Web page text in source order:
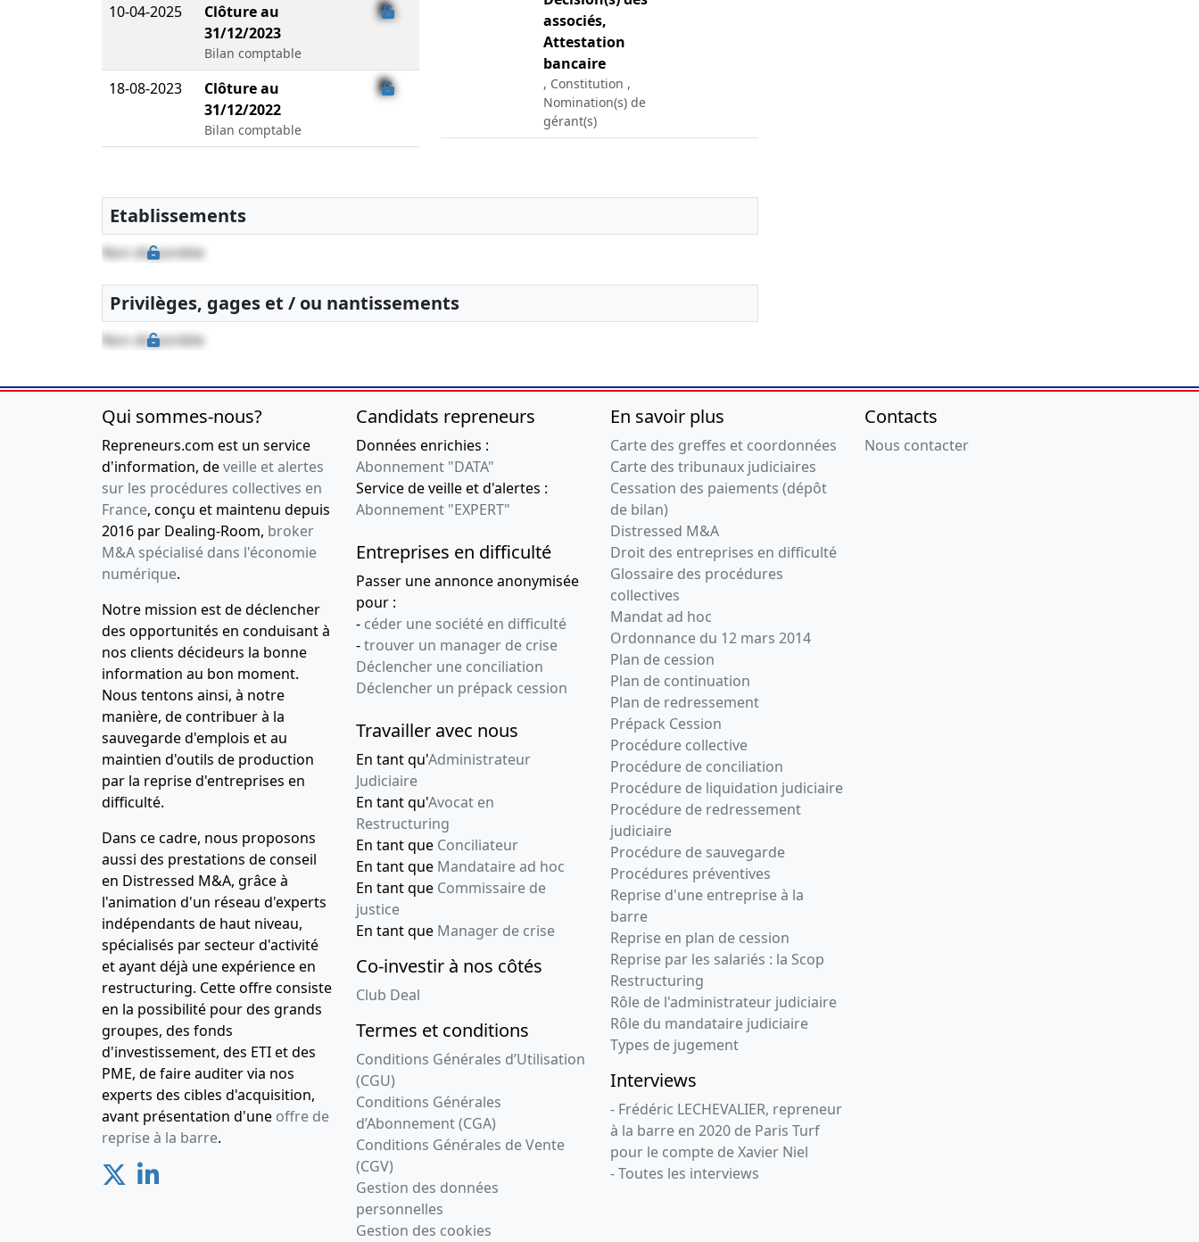
10-04-2025
Clôture au
31/12/2023
Bilan comptable
18-08-2023
Clôture au
31/12/2022
Bilan comptable
associés,
Attestation
bancaire
, Constitution ,
Nomination(s) de
gérant(s)
Etablissements
Non disponible
Privilèges, gages et / ou nantissements
Non disponible
Qui sommes-nous?
Repreneurs.com est un service
d'information, deveille et alertes
sur les procédures collectives en
France, conçu et maintenu depuis
2016 par Dealing-Room, broker
M&A spécialisé dans l'économie
numérique.
Notre mission est de déclencher
des opportunités en conduisant à
nos clients décideurs la bonne
information au bon moment.
Nous tentons ainsi, à notre
manière, de contribuer à la
sauvegarde d'emplois et au
maintien d'outils de production
par la reprise d'entreprises en
difficulté.
Dans ce cadre, nous proposons
aussi des prestations de conseil
en Distressed M&A, grâce à
l'animation d'un réseau d'experts
indépendants de haut niveau,
spécialisés par secteur d'activité
et ayant déjà une expérience en
restructuring. Cette offre consiste
en la possibilité pour des grands
groupes, des fonds
d'investissement, des ETI et des
PME, de faire auditer via nos
experts des cibles d'acquisition,
avant présentation d'une offre de
reprise à la barre.
Candidats repreneurs
Données enrichies :
Abonnement "DATA"
Service de veille et d'alertes :
Abonnement "EXPERT"
Entreprises en difficulté
Passer une annonce anonymisée
pour :
- céder une société en difficulté
-trouver un manager de crise
Déclencher une conciliation
Déclencher un prépack cession
Travailler avec nous
En tant qu'Administrateur
Judiciaire
En tant qu'Avocat en
Restructuring
En tant que Conciliateur
En tant que Mandataire ad hoc
En tant que Commissaire de
justice
En tant que Manager de crise
Co-investir à nos côtés
Club Deal
Termes et conditions
Conditions Générales d’Utilisation
(CGU)
Conditions Générales
d’Abonnement (CGA)
Conditions Générales de Vente
(CGV)
Gestion des données
personnelles
Gestion des cookies
En savoir plus
Carte des greffes et coordonnées
Carte des tribunaux judiciaires
Cessation des paiements (dépôt
de bilan)
Distressed M&A
Droit des entreprises en difficulté
Glossaire des procédures
collectives
Mandat ad hoc
Ordonnance du 12 mars 2014
Plan de cession
Plan de continuation
Plan de redressement
Prépack Cession
Procédure collective
Procédure de conciliation
Procédure de liquidation judiciaire
Procédure de redressement
judiciaire
Procédure de sauvegarde
Procédures préventives
Reprise d'une entreprise à la
barre
Reprise en plan de cession
Reprise par les salariés : la Scop
Restructuring
Rôle de l'administrateur judiciaire
Rôle du mandataire judiciaire
Types de jugement
Interviews
- Frédéric LECHEVALIER, repreneur
à la barre en 2020 de Paris Turf
pour le compte de Xavier Niel
- Toutes les interviews
Contacts
Nous contacter